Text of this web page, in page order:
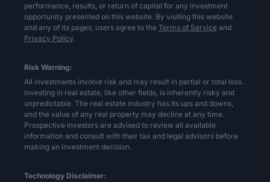
performance, results, or return of capital for any investment
opportunity presented on this website. By visiting this website
and any of its pages, users agree to the Terms of Service and
Privacy Policy.
Risk Warning:
All investments involve risk and may result in partial or total loss.
Investing in real estate, like other fields, is inherently risky and
unpredictable. The real estate industry has its ups and downs,
and the value of any real property may decline at any time.
Prospective investors are advised to review all available
information and consult with their tax and legal advisors before
making an investment decision.
Technology Disclaimer: